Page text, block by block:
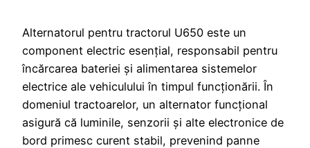
Alternatorul pentru tractorul U650 este un
component electric esențial, responsabil pentru
încărcarea bateriei și alimentarea sistemelor
electrice ale vehiculului în timpul funcționării. În
domeniul tractoarelor, un alternator funcțional
asigură că luminile, senzorii și alte electronice de
bord primesc curent stabil, prevenind panne